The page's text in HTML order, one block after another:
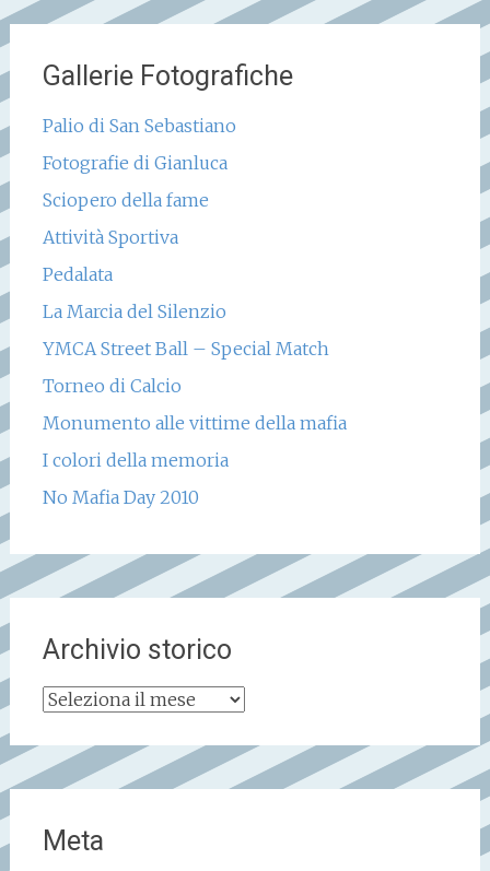
Gallerie Fotografiche
Palio di San Sebastiano
Fotografie di Gianluca
Sciopero della fame
Attività Sportiva
Pedalata
La Marcia del Silenzio
YMCA Street Ball – Special Match
Torneo di Calcio
Monumento alle vittime della mafia
I colori della memoria
No Mafia Day 2010
Archivio storico
Archivio
Meta